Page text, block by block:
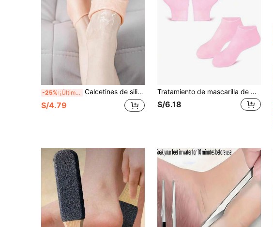
-25% ¡Últimos 3 días Calcetines de silicona para pies: material suave, ajuste cómodo, fundas de silicona suave reutilizables para pies, calcetines de silicona altamente elásticos, protectores de silicona lavables para pies
S/4.79
Tratamiento de mascarilla de manos y pies de silicona hidratante, guantes y calcetines nutritivos de aceites esenciales, quitacutículas, hidratación
S/6.18